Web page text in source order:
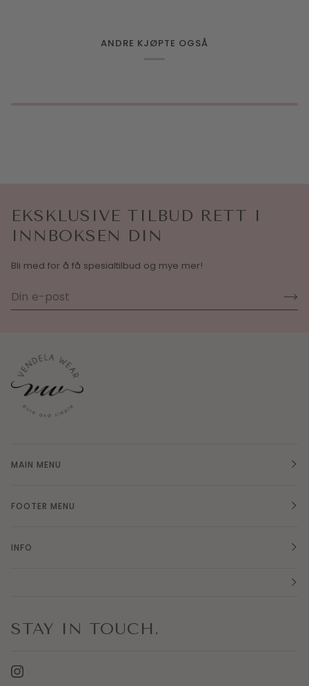
ANDRE KJØPTE OGSÅ
EKSKLUSIVE TILBUD RETT I
INNBOKSEN DIN
Bli med for å få spesialtilbud og mye mer!
MAIN MENU
FOOTER MENU
INFO
STAY IN TOUCH.